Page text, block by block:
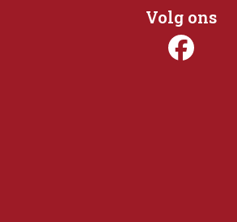
Volg ons